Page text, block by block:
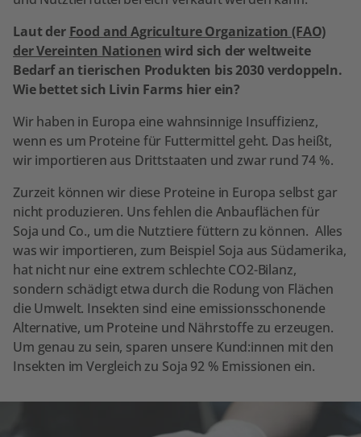
Laut der Food and Agriculture Organization (FAO)
der Vereinten Nationen wird sich der weltweite
Bedarf an tierischen Produkten bis 2030 verdoppeln.
Wie bettet sich Livin Farms hier ein?
Wir haben in Europa eine wahnsinnige Insuffizienz,
wenn es um Proteine für Futtermittel geht. Das heißt,
wir importieren aus Drittstaaten und zwar rund 74 %.
Zurzeit können wir diese Proteine in Europa selbst gar
nicht produzieren. Uns fehlen die Anbauflächen für
Soja und Co., um die Nutztiere füttern zu können. Alles
was wir importieren, zum Beispiel Soja aus Südamerika,
hat nicht nur eine extrem schlechte CO2-Bilanz,
sondern schädigt etwa durch die Rodung von Flächen
die Umwelt. Insekten sind eine emissionsschonende
Alternative, um Proteine und Nährstoffe zu erzeugen.
Um genau zu sein, sparen unsere Kund:innen mit den
Insekten im Vergleich zu Soja 92 % Emissionen ein.